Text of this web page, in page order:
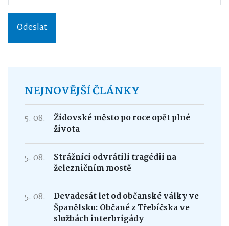
Odeslat
NEJNOVĚJŠÍ ČLÁNKY
5. 08.
Židovské město po roce opět plné
života
5. 08.
Strážníci odvrátili tragédii na
železničním mostě
5. 08.
Devadesát let od občanské války ve
Španělsku: Občané z Třebíčska ve
službách interbrigády